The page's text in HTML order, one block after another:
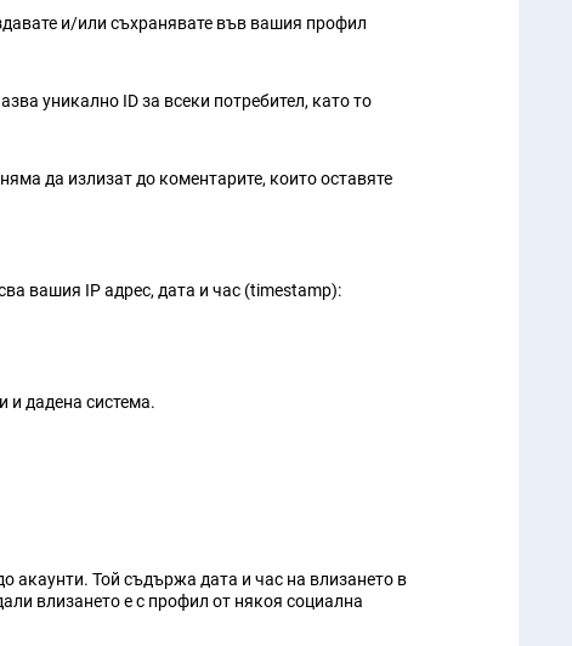
и/или съхранявате във вашия профил
уникално ID за всеки потребител, като то
да излизат до коментарите, които оставяте
вашия IP адрес, дата и час (timestamp):
и дадена система.
акаунти. Той съдържа дата и час на влизането в
влизането е с профил от някоя социална